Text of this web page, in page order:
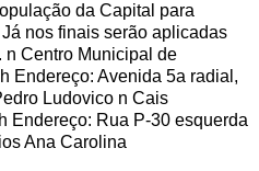
da Capital para
nos finais serão aplicadas
n Centro Municipal de
Endereço: Avenida 5a radial,
Ludovico n Cais
Endereço: Rua P-30 esquerda
Ana Carolina